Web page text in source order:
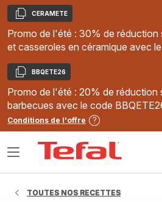
Copier
CERAMETE
Promo de l'été : 30% de réduction
et casseroles en céramique avec
Copier
BBQETE26
Promo de l'été : 20% de réduction
barbecues avec le code
Conditions de l'offre
Ouvrir
TOUTES NOS RECETTES